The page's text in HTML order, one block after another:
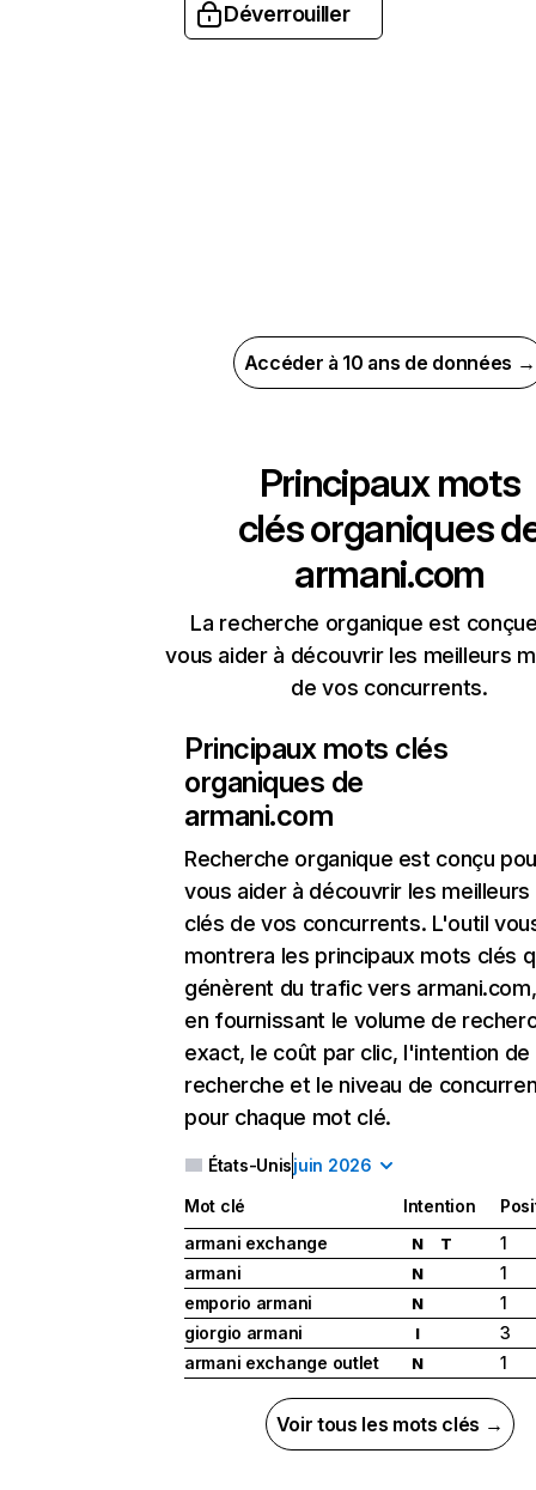
Déverrouiller
Accéder à 10 ans de données →
Principaux mots
clés organiques
armani.com
La recherche organique est
vous aider à découvrir les meilleurs
de vos concurrents.
Principaux mots clés
organiques de
armani.com
Recherche organique est conçu
vous aider à découvrir les
clés de vos concurrents. L'outil
montrera les principaux mots clés
génèrent du trafic vers
en fournissant le volume de
exact, le coût par clic, l'intention de
recherche et le niveau de
pour chaque mot clé.
États-Unisjuin 2026
Mot clé Intention
armani exchange
N T
1
armani
N
1
emporio armani
N
1
giorgio armani
I
3
armani exchange outlet
N 1
Voir tous les mots clés →